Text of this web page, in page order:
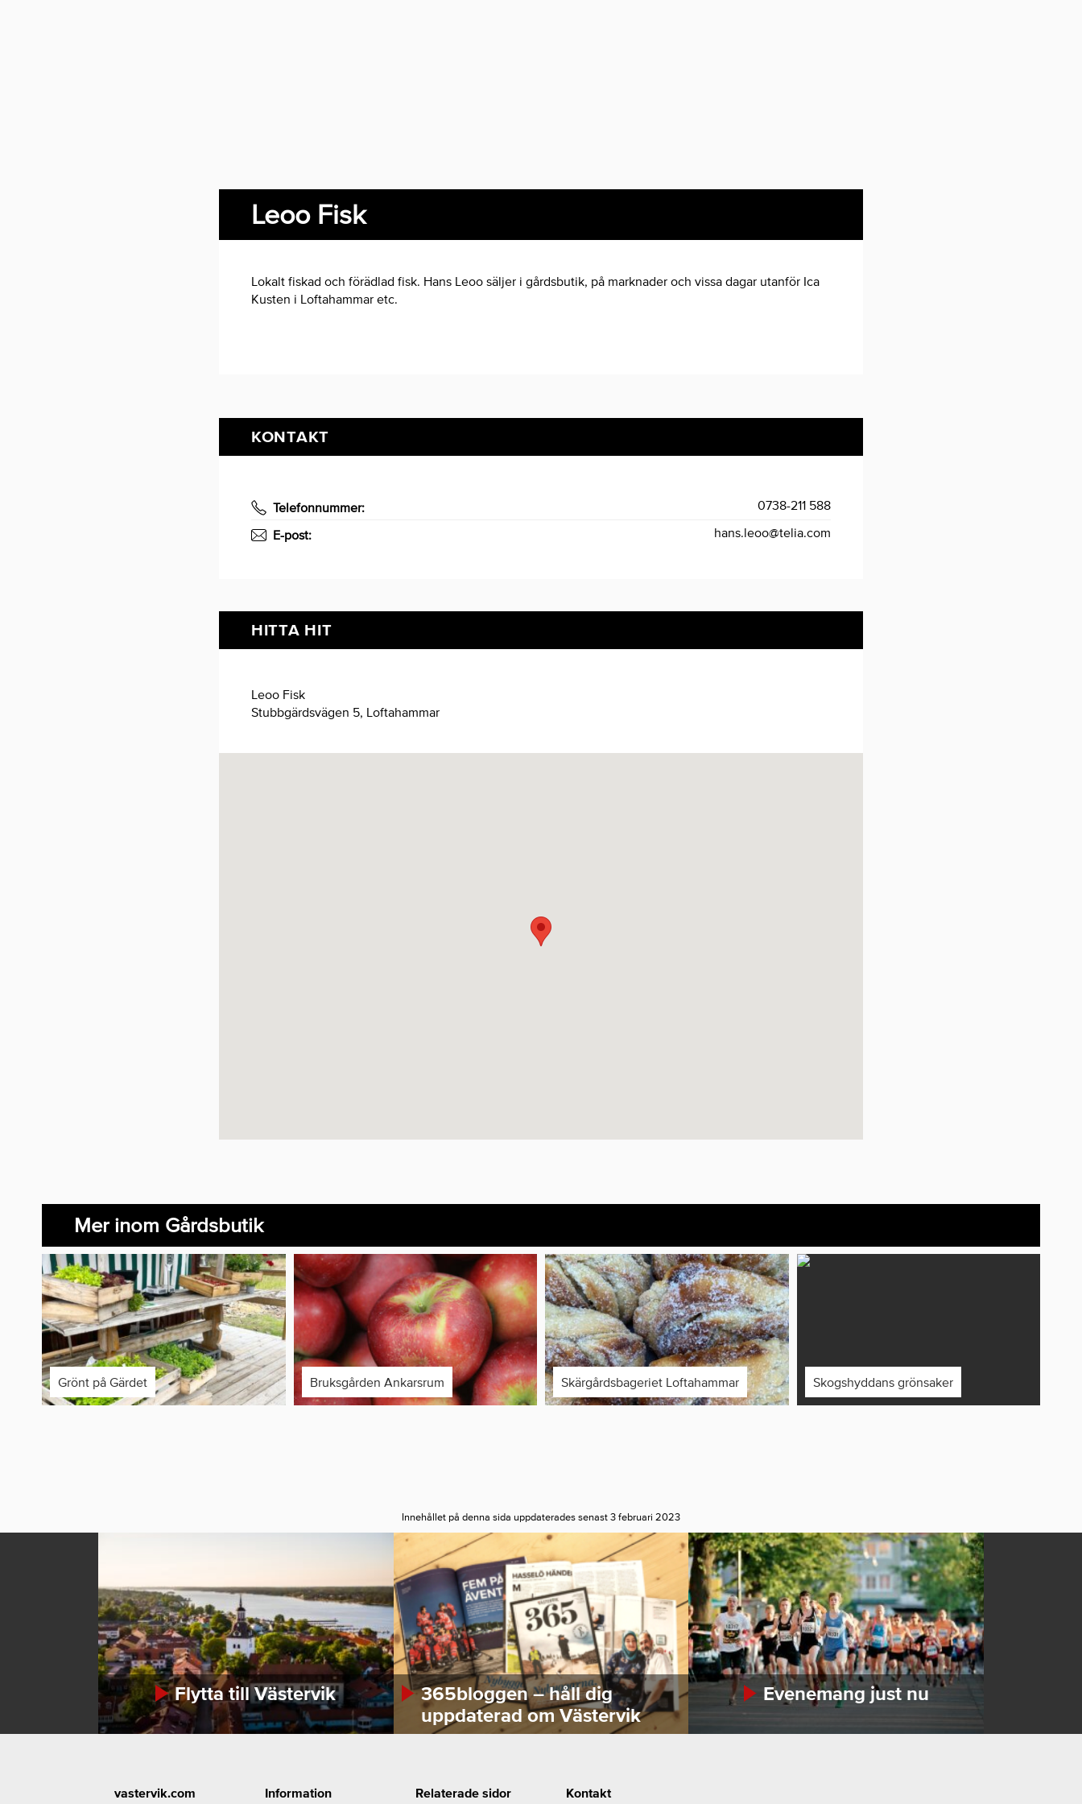
Leoo Fisk
Lokalt fiskad och förädlad fisk. Hans Leoo säljer i gårdsbutik, på marknader och vissa dagar utanför Ica
Kusten i Loftahammar etc.
KONTAKT
Telefonnummer: 0738-211 588
E-post: hans.leoo@telia.com
HITTA HIT
Leoo Fisk
Stubbgärdsvägen 5, Loftahammar
Mer inom Gårdsbutik
Grönt på Gärdet Bruksgården Ankarsrum Skärgårdsbageriet Loftahammar Skogshyddans grönsaker
Innehållet på denna sida uppdaterades senast 3 februari 2023
Flytta till Västervik
365bloggen – håll dig
uppdaterad om Västervik
Evenemang just nu
vastervik.com Information Relaterade sidor Kontakt